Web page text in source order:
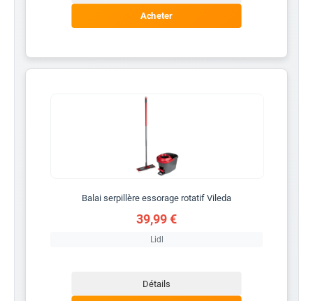
Acheter
Balai serpillère essorage rotatif Vileda
39,99 €
Lidl
Détails